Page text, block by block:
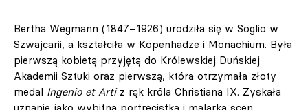
Bertha Wegmann (1847–1926) urodziła się w Soglio w
Szwajcarii, a kształciła w Kopenhadze i Monachium. Była
pierwszą kobietą przyjętą do Królewskiej Duńskiej
Akademii Sztuki oraz pierwszą, która otrzymała złoty
medal Ingenio et Artiz rąk króla Christiana IX. Zyskała